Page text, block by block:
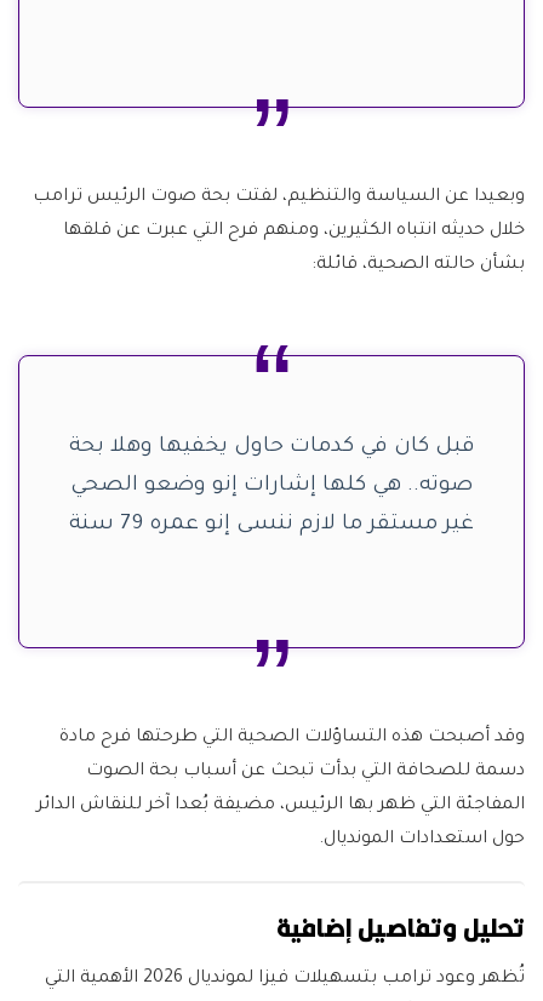
وبعيدا عن السياسة والتنظيم، لفتت بحة صوت الرئيس ترامب
خلال حديثه انتباه الكثيرين، ومنهم فرح التي عبرت عن قلقها
بشأن حالته الصحية، قائلة:
قبل كان في كدمات حاول يخفيها وهلا بحة
صوته.. هي كلها إشارات إنو وضعو الصحي
غير مستقر ما لازم ننسى إنو عمره 79 سنة
وقد أصبحت هذه التساؤلات الصحية التي طرحتها فرح مادة
دسمة للصحافة التي بدأت تبحث عن أسباب بحة الصوت
المفاجئة التي ظهر بها الرئيس، مضيفة بُعدا آخر للنقاش الدائر
حول استعدادات المونديال.
تحليل وتفاصيل إضافية
تُظهر وعود ترامب بتسهيلات فيزا لمونديال 2026 الأهمية التي